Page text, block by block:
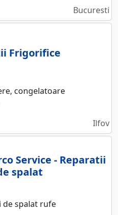
Bucuresti
Frigorifice
congelatoare
Ilfov
Service - Reparatii
spalat
de spalat rufe